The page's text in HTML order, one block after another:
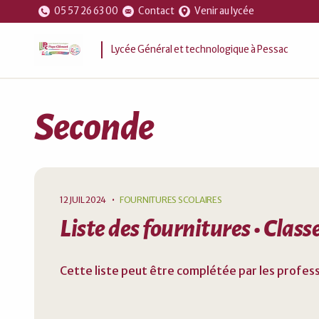
05 57 26 63 00 Contact Venir au lycée
Lycée Général et technologique à Pessac
Seconde
12 JUIL 2024 • FOURNITURES SCOLAIRES
Liste des fournitures •
Cette liste peut être complétée par les